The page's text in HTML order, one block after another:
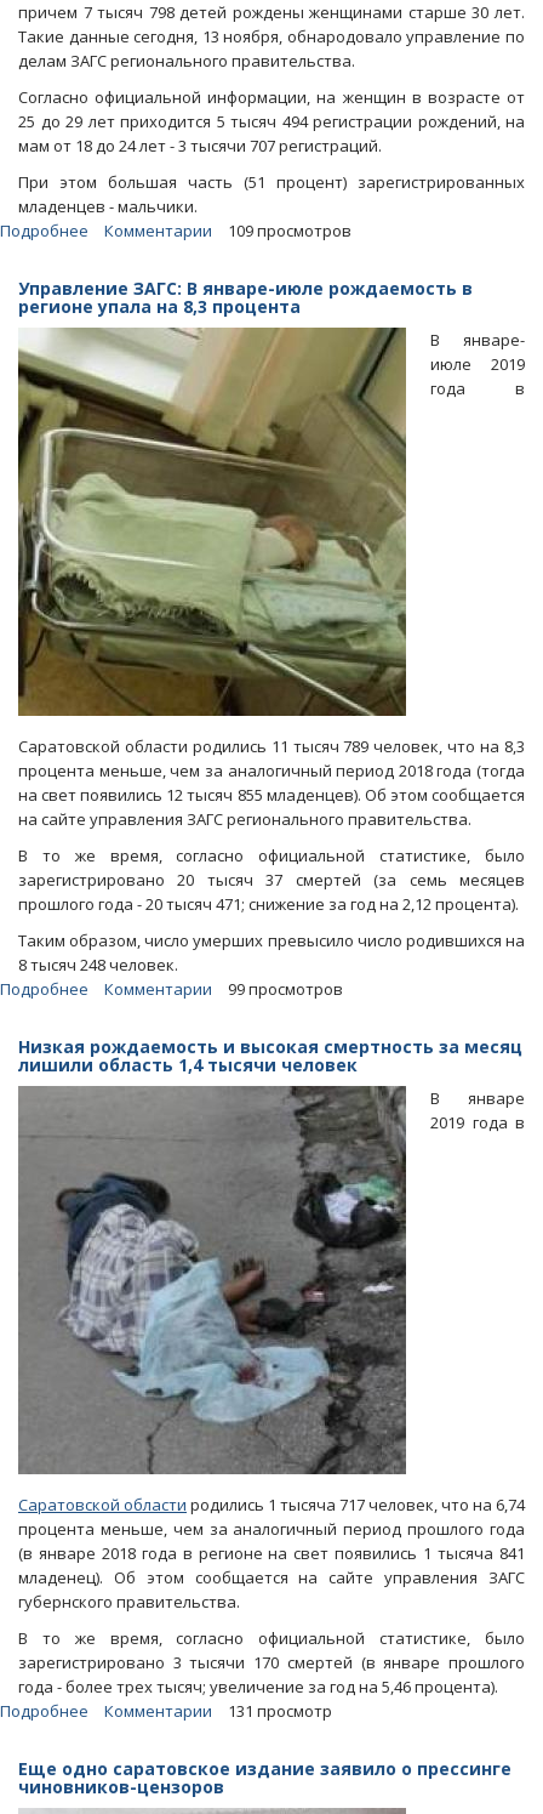
причем 7 тысяч 798 детей рождены женщинами старше 30 лет.
Такие данные сегодня, 13 ноября, обнародовало управление по
делам ЗАГС регионального правительства.
Согласно официальной информации, на женщин в возрасте от
25 до 29 лет приходится 5 тысяч 494 регистрации рождений, на
мам от 18 до 24 лет - 3 тысячи 707 регистраций.
При этом большая часть (51 процент) зарегистрированных
младенцев - мальчики.
Подробнее
свежеиспеченных
саратовских
мам
являются
старородящими
Комментарии 109 просмотров
Управление ЗАГС: В январе-июле рождаемость в
регионе упала на 8,3 процента
В январе-
июле 2019
года в
Саратовской области родились 11 тысяч 789 человек, что на 8,3
процента меньше, чем за аналогичный период 2018 года (тогда
на свет появились 12 тысяч 855 младенцев). Об этом сообщается
на сайте управления ЗАГС регионального правительства.
В то же время, согласно официальной статистике, было
зарегистрировано 20 тысяч 37 смертей (за семь месяцев
прошлого года - 20 тысяч 471; снижение за год на 2,12 процента).
Таким образом, число умерших превысило число родившихся на
8 тысяч 248 человек.
Подробнее
В
январе-
рождаемость
регионе
упала
на
8,3
процента
Комментарии 99 просмотров
Низкая рождаемость и высокая смертность за месяц
лишили область 1,4 тысячи человек
В январе
2019 года в
Саратовской области родились 1 тысяча 717 человек, что на 6,74
процента меньше, чем за аналогичный период прошлого года
(в январе 2018 года в регионе на свет появились 1 тысяча 841
младенец). Об этом сообщается на сайте управления ЗАГС
губернского правительства.
В то же время, согласно официальной статистике, было
зарегистрировано 3 тысячи 170 смертей (в январе прошлого
года - более трех тысяч; увеличение за год на 5,46 процента).
Подробнее
и
высокая
Комментарии 131 просмотр
Еще одно саратовское издание заявило о прессинге
чиновников-цензоров